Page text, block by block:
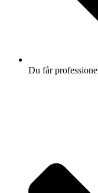
Du får